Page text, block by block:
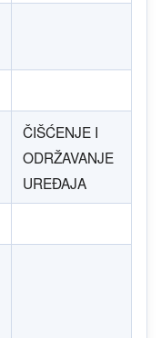
ČIŠĆENJE I
ODRŽAVANJE
UREĐAJA